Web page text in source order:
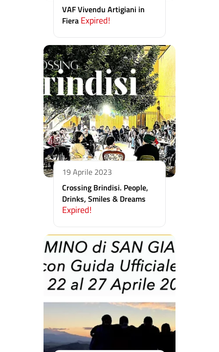
VAF Vivendu Artigiani in
Fiera Expired!
19 Aprile 2023
Crossing Brindisi. People,
Drinks, Smiles & Dreams
Expired!